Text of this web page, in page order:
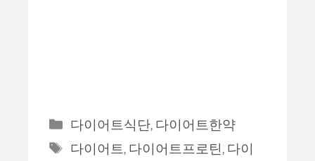
Categories
다이어트식단,다이어트한약
Tags
다이어트,다이어트프로틴,다이